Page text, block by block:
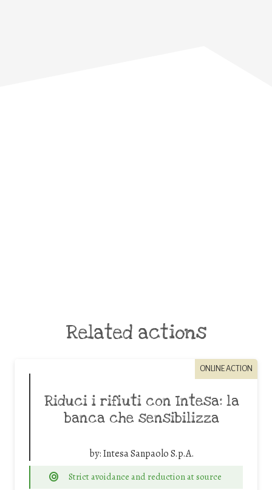
Related actions
ONLINE ACTION
Riduci i rifiuti con Intesa: la
banca che sensibilizza
by:Intesa Sanpaolo S.p.A.
Strict avoidance and reduction at source